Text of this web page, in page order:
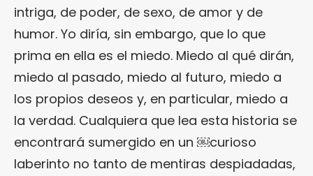
intriga, de poder, de sexo, de amor y de
humor. Yo diría, sin embargo, que lo que
prima en ella es el miedo. Miedo al qué dirán,
miedo al pasado, miedo al futuro, miedo a
los propios deseos y, en particular, miedo a
la verdad. Cualquiera que lea esta historia se
encontrará sumergido en un ￼curioso
laberinto no tanto de mentiras despiadadas,